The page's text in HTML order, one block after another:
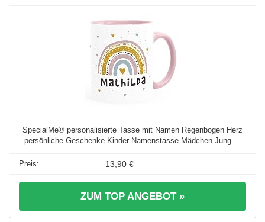
SpecialMe® personalisierte Tasse mit Namen Regenbogen Herz
persönliche Geschenke Kinder Namenstasse Mädchen Jung ...
13,90 €
ZUM TOP ANGEBOT »